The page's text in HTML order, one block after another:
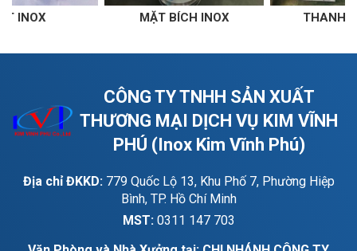
MẶT BÍCH INOX THANH LA INOX
CÔNG TY TNHH SẢN XUẤT
THƯƠNG MẠI DỊCH VỤ KIM VĨNH
PHÚ (Inox Kim Vĩnh Phú)
Địa chỉ ĐKKD: 779 Quốc Lộ 13, Khu Phố 7, Phường Hiệp
Bình, TP. Hồ Chí Minh
MST: 0311 147 703